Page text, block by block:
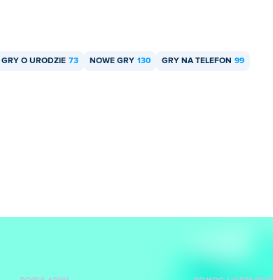
GRY O URODZIE 73 NOWE GRY 130 GRY NA TELEFON 99